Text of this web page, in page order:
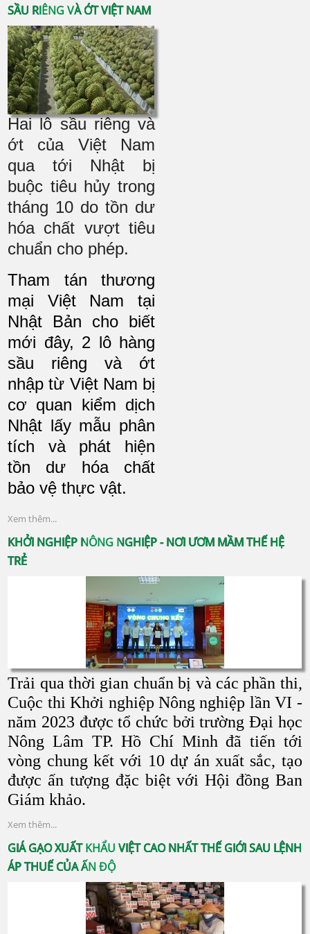
SẦU RIÊNG VÀ ỚT VIỆT NAM
Hai lô sầu riêng và
ớt của Việt Nam
qua tới Nhật bị
buộc tiêu hủy trong
tháng 10 do tồn dư
hóa chất vượt tiêu
chuẩn cho phép.
Tham tán thương
mại Việt Nam tại
Nhật Bản cho biết
mới đây, 2 lô hàng
sầu riêng và ớt
nhập từ Việt Nam bị
cơ quan kiểm dịch
Nhật lấy mẫu phân
tích và phát hiện
tồn dư hóa chất
bảo vệ thực vật.
Xem thêm...
KHỞI NGHIỆP NÔNG NGHIỆP - NƠI ƯƠM MẦM THẾ HỆ
TRẺ
Trải qua thời gian chuẩn bị và các phần thi,
Cuộc thi Khởi nghiệp Nông nghiệp lần VI -
năm 2023 được tổ chức bởi trường Đại học
Nông Lâm TP. Hồ Chí Minh đã tiến tới
vòng chung kết với 10 dự án xuất sắc, tạo
được ấn tượng đặc biệt với Hội đồng Ban
Giám khảo.
Xem thêm...
GIÁ GẠO XUẤT KHẨU VIỆT CAO NHẤT THẾ GIỚI SAU LỆNH
ÁP THUẾ CỦA ẤN ĐỘ